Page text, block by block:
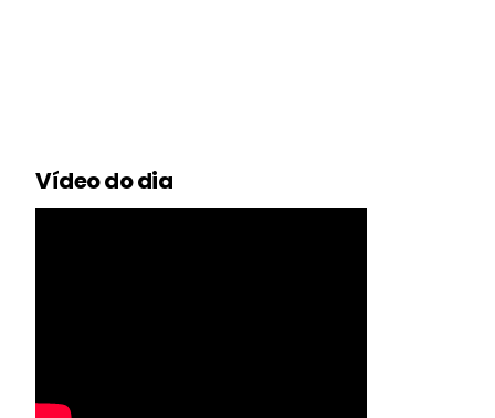
Vídeo do dia